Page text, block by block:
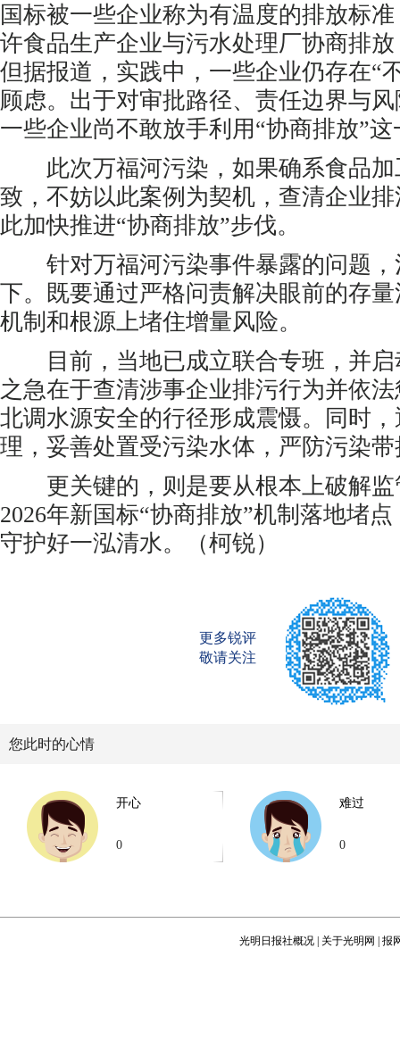
国标被一些企业称为有温度的排放标
许食品生产企业与污水处理厂协商排
但据报道，实践中，一些企业仍存在“
顾虑。出于对审批路径、责任边界与
一些企业尚不敢放手利用“协商排放”
此次万福河污染，如果确系食品加
致，不妨以此案例为契机，查清企业
此加快推进“协商排放”步伐。
针对万福河污染事件暴露的问题，
下。既要通过严格问责解决眼前的存
机制和根源上堵住增量风险。
目前，当地已成立联合专班，并启
之急在于查清涉事企业排污行为并依
北调水源安全的行径形成震慑。同时
理，妥善处置受污染水体，严防污染
更关键的，则是要从根本上破解监
2026年新国标“协商排放”机制落地堵
守护好一泓清水。（柯锐）
更多锐评
敬请关注
您此时的心情
开心
0
难过
0
光明日报社概况 关于光明网 报